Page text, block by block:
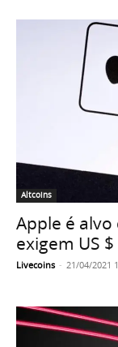
Altcoins
Apple é
exigem US
Livecoins - 21/04/2021